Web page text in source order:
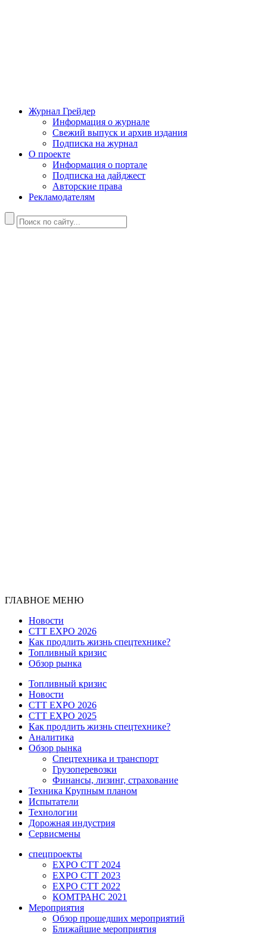
Журнал Грейдер
Информация о журнале
Свежий выпуск и архив издания
Подписка на журнал
О проекте
Информация о портале
Подписка на дайджест
Авторские права
Рекламодателям
ГЛАВНОЕ МЕНЮ
Новости
CTT EXPO 2026
Как продлить жизнь спецтехнике?
Топливный кризис
Обзор рынка
Топливный кризис
Новости
CTT EXPO 2026
CTT EXPO 2025
Как продлить жизнь спецтехнике?
Аналитика
Обзор рынка
Спецтехника и транспорт
Грузоперевозки
Финансы, лизинг, страхование
Техника Крупным планом
Испытатели
Технологии
Дорожная индустрия
Сервисмены
спецпроекты
EXPO CTT 2024
EXPO CTT 2023
EXPO CTT 2022
КОМТРАНС 2021
Мероприятия
Обзор прошедших мероприятий
Ближайшие мероприятия